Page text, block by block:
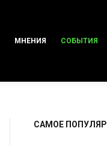
МНЕНИЯ СОБЫТИЯ
САМОЕ